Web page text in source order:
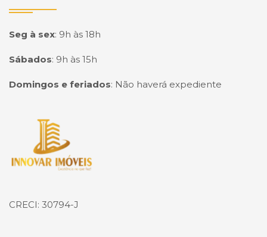
Seg à sex: 9h às 18h
Sábados: 9h às 15h
Domingos e feriados: Não haverá expediente
Página inicial
CRECI: 30794-J